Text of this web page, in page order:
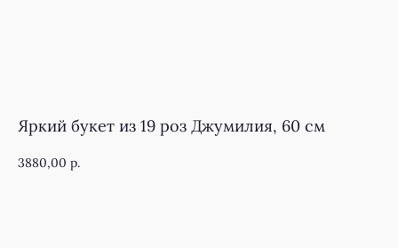
Яркий букет из 19 роз Джумилия, 60 см
3880,00 р.